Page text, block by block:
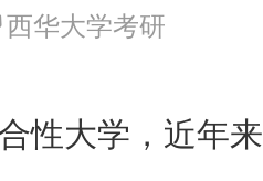
西华大学考研
性大学，近年来